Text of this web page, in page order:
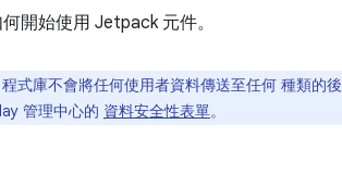
開始使用 Jetpack 元件。
式庫不會將任何使用者資料傳送至任何 種類的
管理中心的 資料安全性表單。